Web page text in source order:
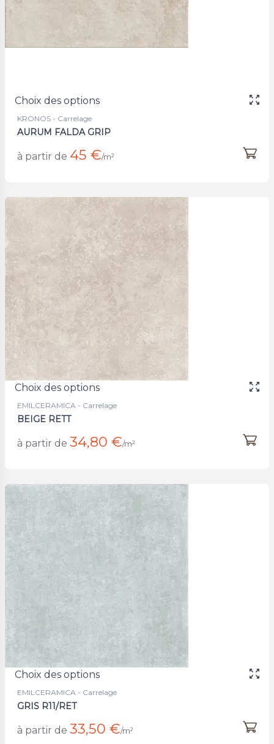
Choix des options
KRONOS - Carrelage
AURUM FALDA GRIP
à partir de 45 €/m²
Choix des options
EMILCERAMICA - Carrelage
BEIGE RETT
à partir de 34,80 €/m²
Choix des options
EMILCERAMICA - Carrelage
GRIS R11/RET
à partir de 33,50 €/m²